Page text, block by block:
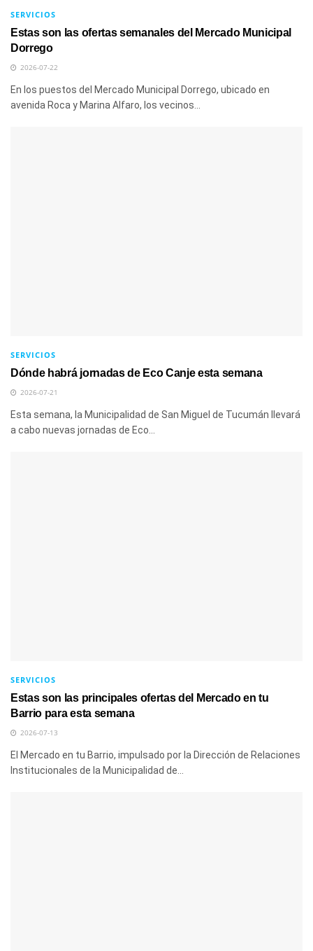
SERVICIOS
Estas son las ofertas semanales del Mercado Municipal
Dorrego
2026-07-22
En los puestos del Mercado Municipal Dorrego, ubicado en
avenida Roca y Marina Alfaro, los vecinos...
SERVICIOS
Dónde habrá jornadas de Eco Canje esta semana
2026-07-21
Esta semana, la Municipalidad de San Miguel de Tucumán llevará
a cabo nuevas jornadas de Eco...
SERVICIOS
Estas son las principales ofertas del Mercado en tu
Barrio para esta semana
2026-07-13
El Mercado en tu Barrio, impulsado por la Dirección de Relaciones
Institucionales de la Municipalidad de...